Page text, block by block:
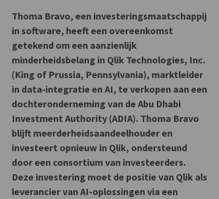
Thoma Bravo, een investeringsmaatschappij
in software, heeft een overeenkomst
getekend om een aanzienlijk
minderheidsbelang in Qlik Technologies, Inc.
(King of Prussia, Pennsylvania), marktleider
in data-integratie en AI, te verkopen aan een
dochteronderneming van de Abu Dhabi
Investment Authority (ADIA). Thoma Bravo
blijft meerderheidsaandeelhouder en
investeert opnieuw in Qlik, ondersteund
door een consortium van investeerders.
Deze investering moet de positie van Qlik als
leverancier van AI-oplossingen via een